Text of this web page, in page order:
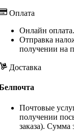
Оплата
Онлайн оплата.
Отправка
получении на
Доставка
Почтовые
получении
заказа). Сумма